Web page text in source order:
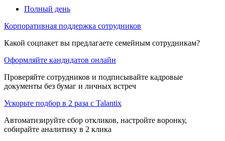
Полный день
Корпоративная поддержка сотрудников
Какой соцпакет вы предлагаете семейным сотрудникам?
Оформляйте кандидатов онлайн
Проверяйте сотрудников и подписывайте кадровые
документы без бумаг и личных встреч
Ускорьте подбор в 2 раза с Talantix
Автоматизируйте сбор откликов, настройте воронку,
собирайте аналитику в 2 клика